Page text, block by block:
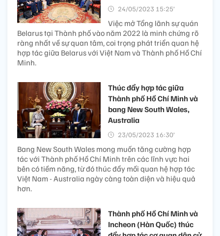
24/05/2023 15:25’
Việc mở Tổng lãnh sự quán
Belarus tại Thành phố vào năm 2022 là minh chứng rõ
ràng nhất về sự quan tâm, coi trọng phát triển quan hệ
hợp tác giữa Belarus với Việt Nam và Thành phố Hồ Chí
Minh.
Thúc đẩy hợp tác giữa
Thành phố Hồ Chí Minh và
bang New South Wales,
Australia
23/05/2023 16:30’
Bang New South Wales mong muốn tăng cường hợp
tác với Thành phố Hồ Chí Minh trên các lĩnh vực hai
bên có tiềm năng, từ đó thúc đẩy mối quan hệ hợp tác
Việt Nam - Australia ngày càng toàn diện và hiệu quả
hơn.
Thành phố Hồ Chí Minh và
Incheon (Hàn Quốc) thúc